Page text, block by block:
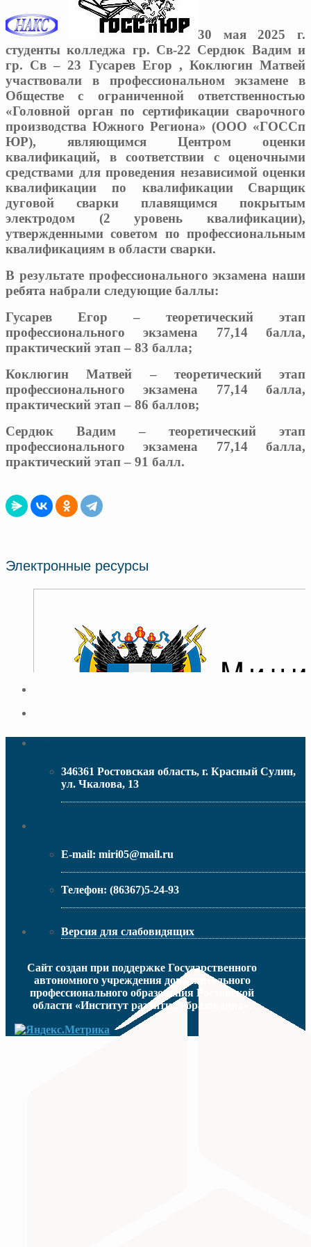
30 мая 2025 г.
студенты колледжа гр. Св-22 Сердюк Вадим и
гр. Св – 23 Гусарев Егор , Коклюгин Матвей
участвовали в профессиональном экзамене в
Обществе с ограниченной ответственностью
«Головной орган по сертификации сварочного
производства Южного Региона» (ООО «ГОССп
ЮР), являющимся Центром оценки
квалификаций, в соответствии с оценочными
средствами для проведения независимой оценки
квалификации по квалификации
Сварщик
дуговой сварки плавящимся покрытым
электродом (2 уровень квалификации),
утвержденными советом по профессиональным
квалификациям в области сварки.
В результате профессионального экзамена наши
ребята набрали следующие баллы:
Гусарев Егор – теоретический этап
профессионального экзамена 77,14 балла,
практический этап – 83 балла;
Коклюгин Матвей – теоретический этап
профессионального экзамена 77,14 балла,
практический этап – 86 баллов;
Сердюк Вадим – теоретический этап
профессионального экзамена 77,14 балла,
практический этап – 91 балл.
Электронные ресурсы
МИНИСТЕРСТВО ПРОСВЕЩЕНИЯ
346361 Ростовская область, г. Красный Сулин,
ул. Чкалова, 13
E-mail: miri05@mail.ru
Телефон: (86367)5-24-93
Версия для слабовидящих
Сайт создан при поддержке Государственного
автономного учреждения дополнительного
профессионального образования Ростовской
области «Институт развития образования».